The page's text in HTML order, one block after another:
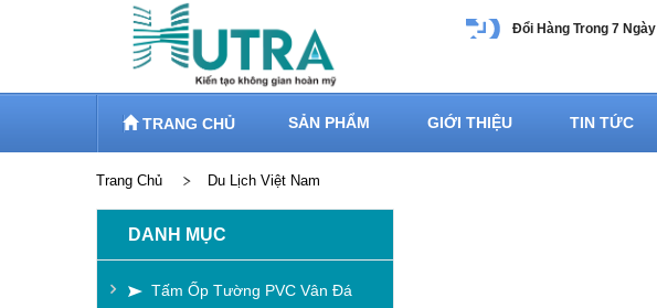
Đổi Hàng Trong 7 Ngày
TRANG CHỦ SẢN PHẨM GIỚI THIỆU TIN TỨC
Trang Chủ Du Lịch Việt Nam
DANH MỤC
Tấm Ốp Tường PVC Vân Đá